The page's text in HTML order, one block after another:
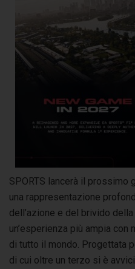
SPORTS lancerà il prossimo
una rappresentazione
dell’azione e del brivido
un’esperienza più ampia
di tutto il mondo. Progettata
di cui oltre un terzo si è